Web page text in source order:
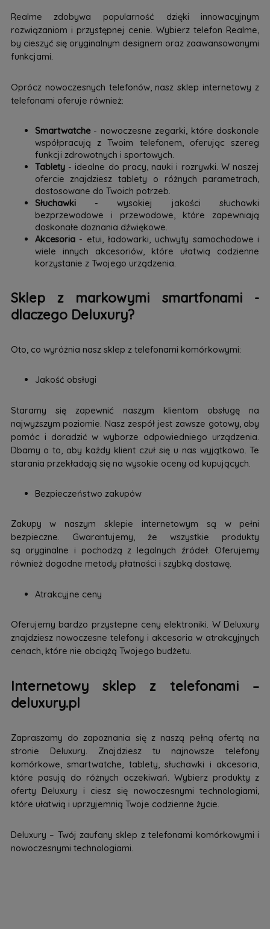
Realme zdobywa popularność dzięki innowacyjnym
rozwiązaniom i przystępnej cenie. Wybierz telefon Realme,
by cieszyć się oryginalnym designem oraz zaawansowanymi
funkcjami.
Oprócz nowoczesnych telefonów, nasz sklep internetowy z
telefonami oferuje również:
Smartwatche- nowoczesne zegarki, które doskonale
współpracują z Twoim telefonem, oferując szereg
funkcji zdrowotnych i sportowych.
Tablety- idealne do pracy, nauki i rozrywki. W naszej
ofercie znajdziesz tablety o różnych parametrach,
dostosowane do Twoich potrzeb.
Słuchawki- wysokiej jakości słuchawki
bezprzewodowe i przewodowe, które zapewniają
doskonałe doznania dźwiękowe.
Akcesoria- etui, ładowarki, uchwyty samochodowe i
wiele innych akcesoriów, które ułatwią codzienne
korzystanie z Twojego urządzenia.
Sklep z markowymi smartfonami -
dlaczego Deluxury?
Oto, co wyróżnia nasz sklep z telefonami komórkowymi:
Jakość obsługi
Staramy się zapewnić naszym klientom obsługę na
najwyższym poziomie. Nasz zespół jest zawsze gotowy, aby
pomóc i doradzić w wyborze odpowiedniego urządzenia.
Dbamy o to, aby każdy klient czuł się u nas wyjątkowo. Te
starania przekładają się na wysokie oceny od kupujących.
Bezpieczeństwo zakupów
Zakupy w naszym sklepie internetowym są w pełni
bezpieczne. Gwarantujemy, że wszystkie produkty
są oryginalne i pochodzą z legalnych źródeł. Oferujemy
również dogodne metody płatności i szybką dostawę.
Atrakcyjne ceny
Oferujemy bardzo przystepne ceny elektroniki. W Deluxury
znajdziesz nowoczesne telefony i akcesoria w atrakcyjnych
cenach, które nie obciążą Twojego budżetu.
Internetowy sklep z telefonami –
deluxury.pl
Zapraszamy do zapoznania się z naszą pełną ofertą na
stronie Deluxury. Znajdziesz tu najnowsze telefony
komórkowe, smartwatche, tablety, słuchawki i akcesoria,
które pasują do różnych oczekiwań. Wybierz produkty z
oferty Deluxury i ciesz się nowoczesnymi technologiami,
które ułatwią i uprzyjemnią Twoje codzienne życie.
Deluxury – Twój zaufany sklep z telefonami komórkowymi i
nowoczesnymi technologiami.